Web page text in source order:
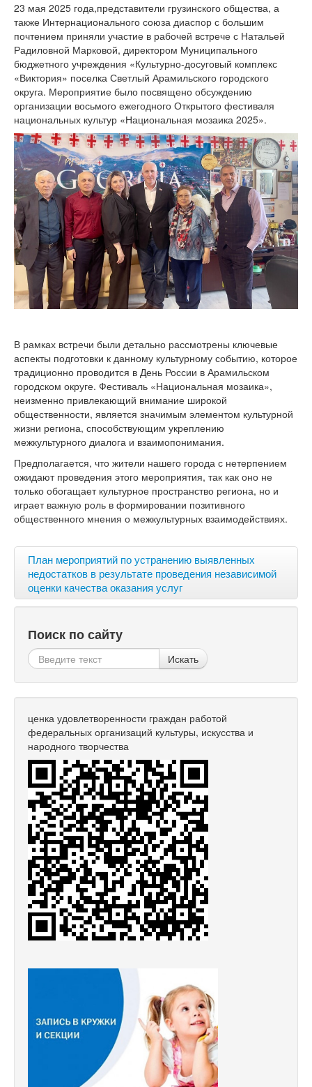
23 мая 2025 года,представители грузинского общества, а
также Интернационального союза диаспор с большим
почтением приняли участие в рабочей встрече с Натальей
Радиловной Марковой, директором Муниципального
бюджетного учреждения «Культурно-досуговый комплекс
«Виктория» поселка Светлый Арамильского городского
округа. Мероприятие было посвящено обсуждению
организации восьмого ежегодного Открытого фестиваля
национальных культур «Национальная мозаика 2025».
В рамках встречи были детально рассмотрены ключевые
аспекты подготовки к данному культурному событию, которое
традиционно проводится в День России в Арамильском
городском округе. Фестиваль «Национальная мозаика»,
неизменно привлекающий внимание широкой
общественности, является значимым элементом культурной
жизни региона, способствующим укреплению
межкультурного диалога и взаимопонимания.
Предполагается, что жители нашего города с нетерпением
ожидают проведения этого мероприятия, так как оно не
только обогащает культурное пространство региона, но и
играет важную роль в формировании позитивного
общественного мнения о межкультурных взаимодействиях.
План мероприятий по устранению выявленных
недостатков в результате проведения независимой
оценки качества оказания услуг
Поиск по сайту
Искать
ценка удовлетворенности граждан работой
федеральных организаций культуры, искусства и
народного творчества